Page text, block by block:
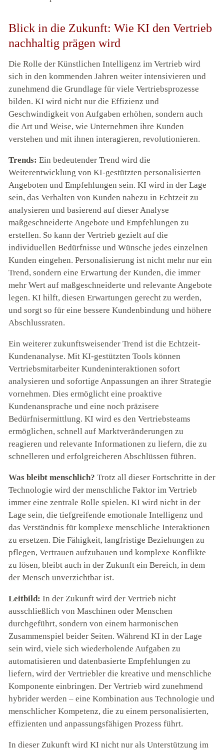
Blick in die Zukunft: Wie KI den Vertrieb
nachhaltig prägen wird
Die Rolle der Künstlichen Intelligenz im Vertrieb wird
sich in den kommenden Jahren weiter intensivieren und
zunehmend die Grundlage für viele Vertriebsprozesse
bilden. KI wird nicht nur die Effizienz und
Geschwindigkeit von Aufgaben erhöhen, sondern auch
die Art und Weise, wie Unternehmen ihre Kunden
verstehen und mit ihnen interagieren, revolutionieren.
Trends: Ein bedeutender Trend wird die
Weiterentwicklung von KI-gestützten personalisierten
Angeboten und Empfehlungen sein. KI wird in der Lage
sein, das Verhalten von Kunden nahezu in Echtzeit zu
analysieren und basierend auf dieser Analyse
maßgeschneiderte Angebote und Empfehlungen zu
erstellen. So kann der Vertrieb gezielt auf die
individuellen Bedürfnisse und Wünsche jedes einzelnen
Kunden eingehen. Personalisierung ist nicht mehr nur ein
Trend, sondern eine Erwartung der Kunden, die immer
mehr Wert auf maßgeschneiderte und relevante Angebote
legen. KI hilft, diesen Erwartungen gerecht zu werden,
und sorgt so für eine bessere Kundenbindung und höhere
Abschlussraten.
Ein weiterer zukunftsweisender Trend ist die Echtzeit-
Kundenanalyse. Mit KI-gestützten Tools können
Vertriebsmitarbeiter Kundeninteraktionen sofort
analysieren und sofortige Anpassungen an ihrer Strategie
vornehmen. Dies ermöglicht eine proaktive
Kundenansprache und eine noch präzisere
Bedürfnisermittlung. KI wird es den Vertriebsteams
ermöglichen, schnell auf Marktveränderungen zu
reagieren und relevante Informationen zu liefern, die zu
schnelleren und erfolgreicheren Abschlüssen führen.
Was bleibt menschlich? Trotz all dieser Fortschritte in der
Technologie wird der menschliche Faktor im Vertrieb
immer eine zentrale Rolle spielen. KI wird nicht in der
Lage sein, die tiefgreifende emotionale Intelligenz und
das Verständnis für komplexe menschliche Interaktionen
zu ersetzen. Die Fähigkeit, langfristige Beziehungen zu
pflegen, Vertrauen aufzubauen und komplexe Konflikte
zu lösen, bleibt auch in der Zukunft ein Bereich, in dem
der Mensch unverzichtbar ist.
Leitbild: In der Zukunft wird der Vertrieb nicht
ausschließlich von Maschinen oder Menschen
durchgeführt, sondern von einem harmonischen
Zusammenspiel beider Seiten. Während KI in der Lage
sein wird, viele sich wiederholende Aufgaben zu
automatisieren und datenbasierte Empfehlungen zu
liefern, wird der Vertriebler die kreative und menschliche
Komponente einbringen. Der Vertrieb wird zunehmend
hybrider werden – eine Kombination aus Technologie und
menschlicher Kompetenz, die zu einem personalisierten,
effizienten und anpassungsfähigen Prozess führt.
In dieser Zukunft wird KI nicht nur als Unterstützung im